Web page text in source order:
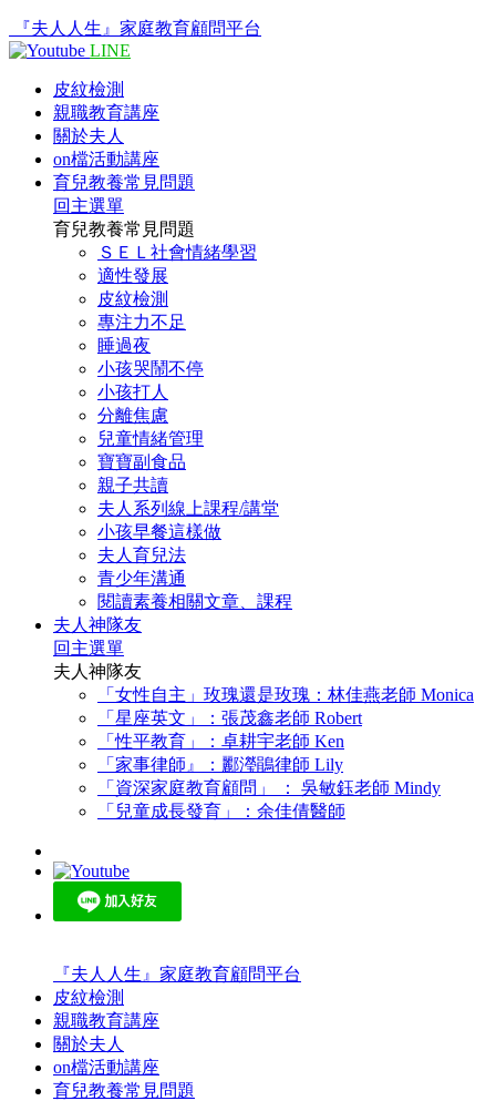
『夫人人生』家庭教育顧問平台
LINE
皮紋檢測
親職教育講座
關於夫人
on檔活動講座
育兒教養常見問題
回主選單
育兒教養常見問題
ＳＥＬ社會情緒學習
適性發展
皮紋檢測
專注力不足
睡過夜
小孩哭鬧不停
小孩打人
分離焦慮
兒童情緒管理
寶寶副食品
親子共讀
夫人系列線上課程/講堂
小孩早餐這樣做
夫人育兒法
青少年溝通
閱讀素養相關文章、課程
夫人神隊友
回主選單
夫人神隊友
「女性自主」玫瑰還是玫瑰：林佳燕老師 Monica
「星座英文」：張茂鑫老師 Robert
「性平教育」：卓耕宇老師 Ken
「家事律師』：酈瀅鵑律師 Lily
「資深家庭教育顧問」 ： 吳敏鈺老師 Mindy
「兒童成長發育」：余佳倩醫師
『夫人人生』家庭教育顧問平台
皮紋檢測
親職教育講座
關於夫人
on檔活動講座
育兒教養常見問題